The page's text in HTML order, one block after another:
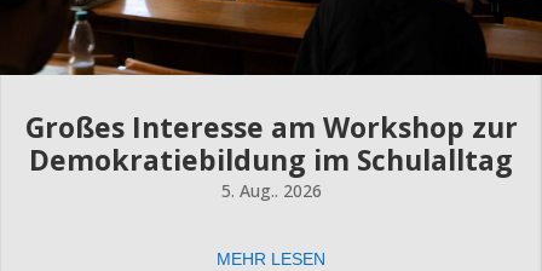
Großes Interesse am Workshop zur
Demokratiebildung im Schulalltag
5. Aug.. 2026
MEHR LESEN